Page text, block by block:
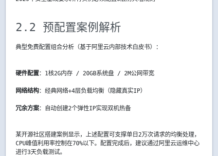
2.2 预配置案例解析
典型免费配置组合分析（基于阿里云内部技术白皮书）：
硬件配置：1核2G内存 / 20GB系统盘 / 2M公网带宽
网络结构：经典网络+4层负载均衡（隐藏真实IP）
冗余方案：自动创建2个弹性IP实现双机热备
某开源社区搭建案例显示，上述配置可支撑单日2万次请求的均衡处理，
CPU峰值利用率控制在70%以下。配置完成后，建议通过阿里云运维中心
进行3天负载测试。